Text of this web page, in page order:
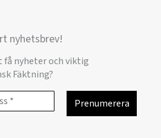
nyhetsbrev!
få nyheter och viktig
Fäktning?